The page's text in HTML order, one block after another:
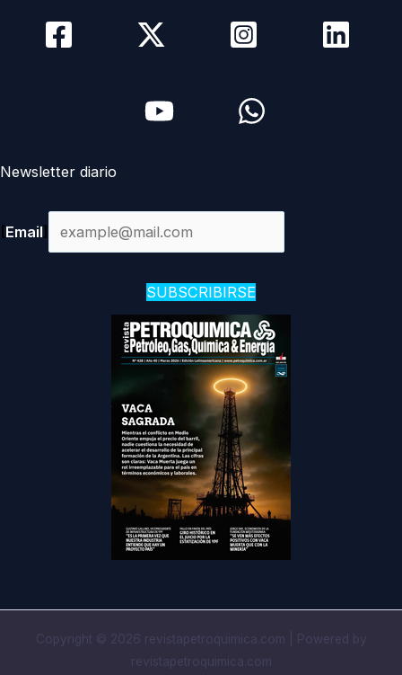
Newsletter diario
[Email]
SUBSCRIBIRSE
Copyright © 2026 revistapetroquimica.com | Powered by
revistapetroquimica.com